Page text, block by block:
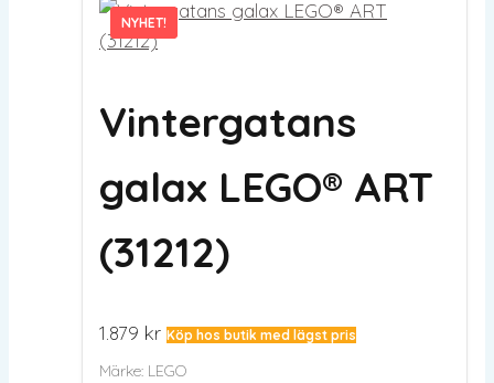
NYHET!
NYHET!
Vintergatans
galax LEGO® ART
(31212)
1.879 kr Köp hos butik med lägst pris
Märke: LEGO